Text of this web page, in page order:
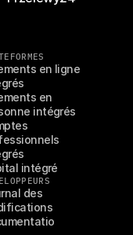
en ligne
en
intégrés
intégré
des